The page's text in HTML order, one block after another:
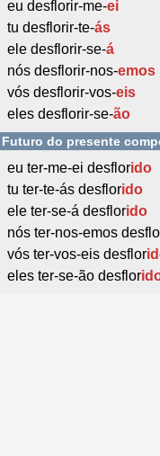
eu desflorir-me-ei
tu desflorir-te-ás
ele desflorir-se-á
nós desflorir-nos-emos
vós desflorir-vos-eis
eles desflorir-se-ão
Futuro do presente
eu ter-me-ei desflorido
tu ter-te-ás desflorido
ele ter-se-á desflorido
nós ter-nos-emos
vós ter-vos-eis desflor
eles ter-se-ão desflor